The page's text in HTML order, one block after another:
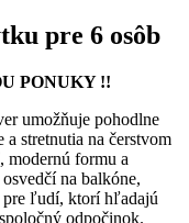
pre 6 osôb
PONUKY !!
umožňuje pohodlne
stretnutia na čerstvom
modernú formu a
na balkóne,
pre ľudí, ktorí hľadajú
odpočinok.